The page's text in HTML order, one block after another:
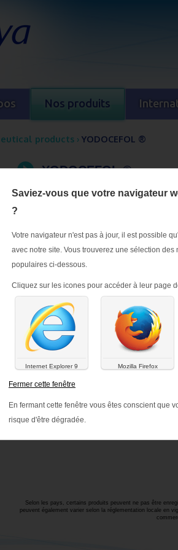
Nos produits
products › YODOCEFOL ®
YODOCEFOL ®
Selon les pays, certains produits peuvent ne pas être
peuvent également varier selon la réglementation locale en
Saviez-vous que votre navigateur
?
Votre navigateur n'est pas à jour, il est possible
avec notre site. Vous trouverez une sélection des
populaires ci-dessous.
Cliquez sur les icones pour accéder à leur page
Internet Explorer 9 Mozilla Firefox
Fermer cette fenêtre
En fermant cette fenêtre vous êtes conscient que
risque d'être dégradée.